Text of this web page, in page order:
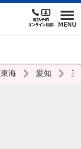
東海 愛知 三